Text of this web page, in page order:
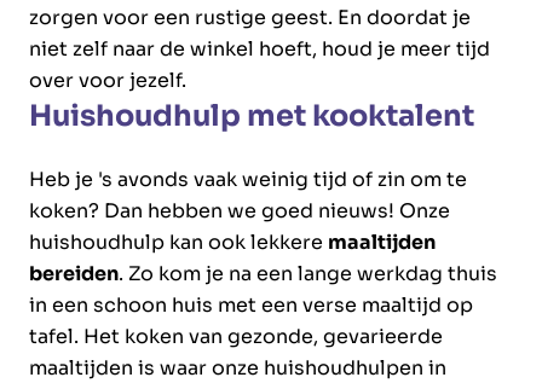
zorgen voor een rustige geest. En doordat je
niet zelf naar de winkel hoeft, houd je meer tijd
over voor jezelf.
Huishoudhulp met kooktalent
Heb je 's avonds vaak weinig tijd of zin om te
koken? Dan hebben we goed nieuws! Onze
huishoudhulp kan ook lekkere maaltijden
bereiden. Zo kom je na een lange werkdag thuis
in een schoon huis met een verse maaltijd op
tafel. Het koken van gezonde, gevarieerde
maaltijden is waar onze huishoudhulpen in